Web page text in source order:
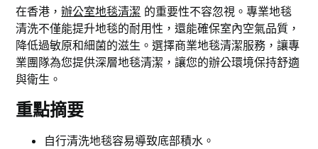
在香港，辦公室地毯清潔 的重要性不容忽視。專業地毯
清洗不僅能提升地毯的耐用性，還能確保室內空氣品質，
降低過敏原和細菌的滋生。選擇商業地毯清潔服務，讓專
業團隊為您提供深層地毯清潔，讓您的辦公環境保持舒適
與衛生。
重點摘要
自行清洗地毯容易導致底部積水。